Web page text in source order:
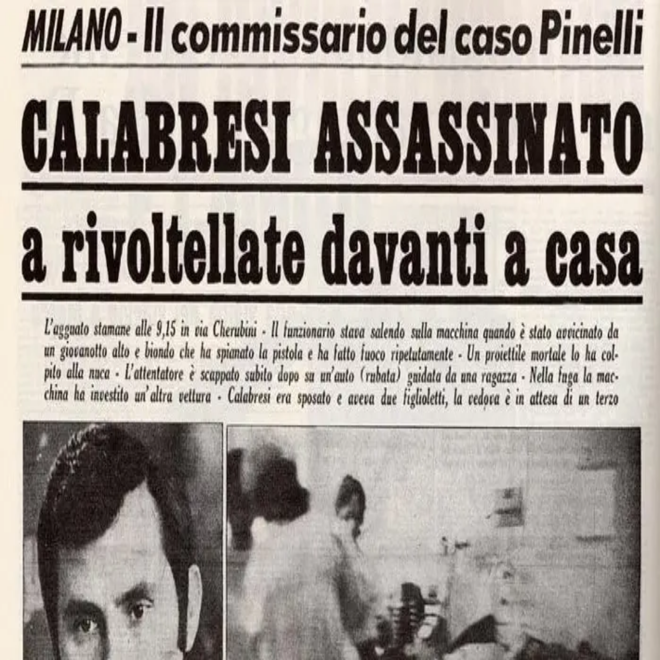
NOTIZIE
CULTURE
ANALISI
CONFLUENZA
GUERRA
NOTIZIE
CULTURE
ANALISI
CONFLUENZA
GUERRA
STORIA
luigi calabresi
Il commissario Luigi Calabresi
17 maggio 1972, sono le 9:15 e Luigi Calabresi,commissario della polizia politica milanese,esce di casa, in Largo Cherubini. A pochi metri dalla sua abitazione viene raggiunto da diversi proiettili che lo uccidono
sul colpo. L’uomo che ha sparato viene visto salire su di una fiat 125 blu che sparisce velocemente nel traffico mattutino. Calabresi è […]
Notizie
Conflitti Globali
Bisogni
Sfruttamento
Contributi
Divise & Potere
Antifascismo & Nuove Destre
Intersezionalità
Crisi Climatica
Traduzioni
Analisi
Approfondimenti
Editoriali
Culture